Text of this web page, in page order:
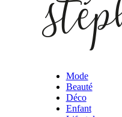
Mode
Beauté
Déco
Enfant